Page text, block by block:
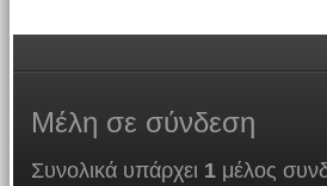
Μέλη σε σύνδεση
Συνολικά υπάρχει 1μέλος